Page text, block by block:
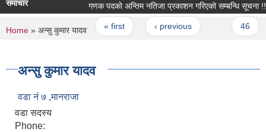
समाचार गणक पदकाे अन्तिम नतिजा प्रकाशन गरिएको सम्बन्धि सूचना !!!
Pages
« first ‹ previous
You are here
Home » अन्सु कुमार यादव
अन्सु कुमार यादव
वडा नं‌ ७ ,मानराजा
वडा सदस्य
Phone: